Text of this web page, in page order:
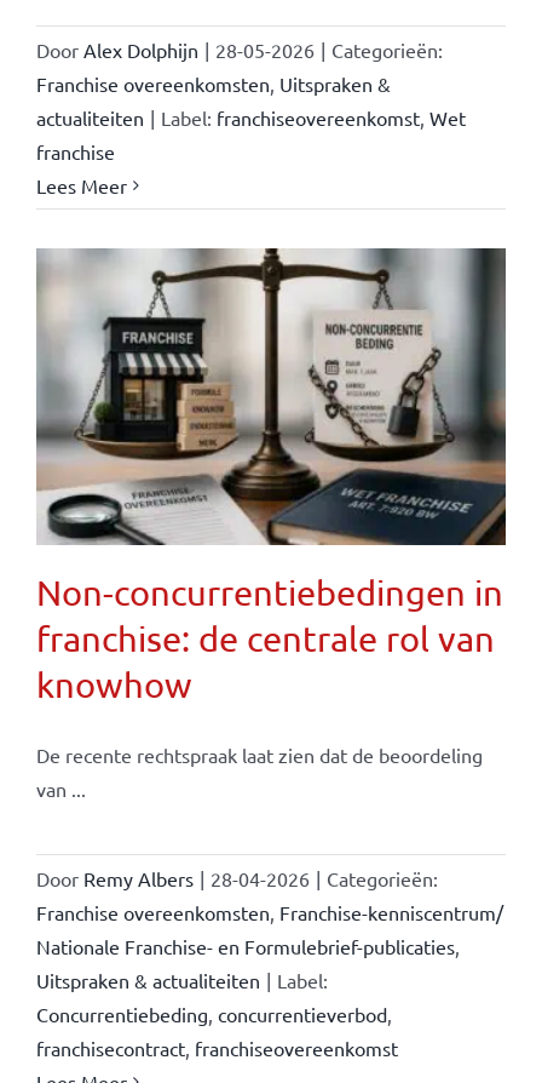
Door Alex Dolphijn | 28-05-2026 | Categorieën:
Franchise overeenkomsten Uitspraken &
actualiteiten | Label: franchiseovereenkomst, Wet
franchise
Lees Meer
Non-concurrentiebedingen in
franchise: de centrale rol van
knowhow
De recente rechtspraak laat zien dat de beoordeling
van ...
Door Remy Albers | 28-04-2026 | Categorieën:
Franchise overeenkomsten Franchise-kenniscentrum/
Nationale Franchise- en Formulebrief-publicaties,
Uitspraken & actualiteiten | Label:
Concurrentiebeding concurrentieverbod,
franchisecontract, franchiseovereenkomst